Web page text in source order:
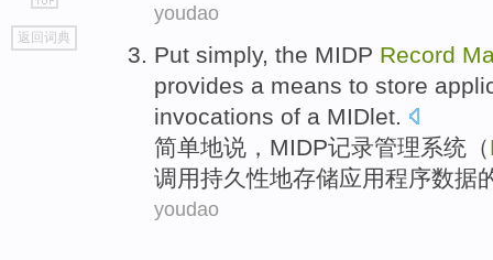
go
top
返回词典
youdao
Put simply, the MIDP Record
provides a means to store
invocations of a MIDlet
简单地说， MIDP记录管理系统 （
调用持久性地存储应用程序数据
youdao